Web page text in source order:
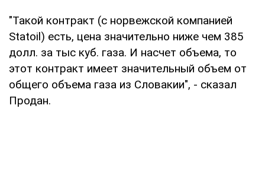
"Такой контракт (с норвежской компанией
Statoil) есть, цена значительно ниже чем 385
долл. за тыс куб. газа. И насчет объема, то
этот контракт имеет значительный объем от
общего объема газа из Словакии", - сказал
Продан.